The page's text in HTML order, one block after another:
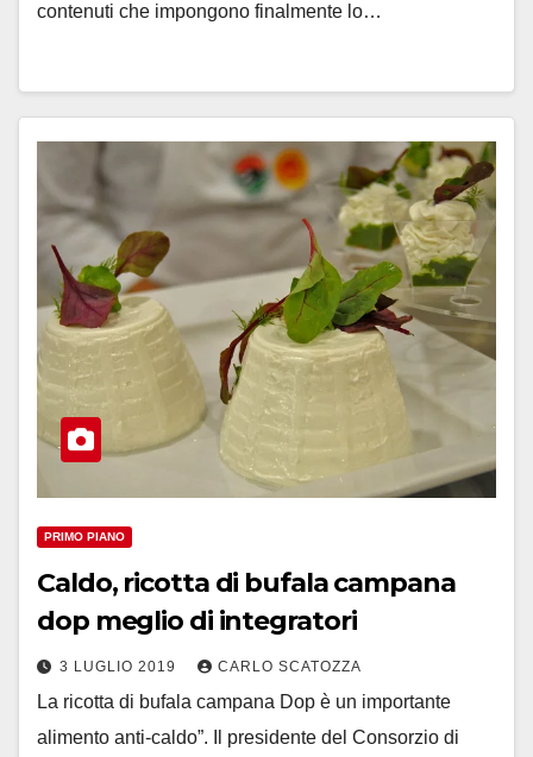
contenuti che impongono finalmente lo…
PRIMO PIANO
Caldo, ricotta di bufala campana
dop meglio di integratori
3 LUGLIO 2019 CARLO SCATOZZA
La ricotta di bufala campana Dop è un importante
alimento anti-caldo”. Il presidente del Consorzio di